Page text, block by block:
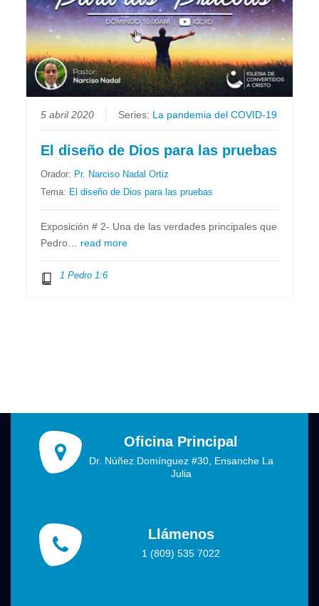
5 abril 2020 Series: La pandemia del COVID-19
El diseño de Dios para las pruebas
Orador: Pr. Narciso Nadal Ortiz
Tema: El diseño de Dios para las pruebas
Exposición # 2- Una de las verdades principales que
Pedro… read more
1 Pedro 1:6
Oficina Principal
Dr. Núñez Domínguez #30, Ensanche La
Julia
Llámenos
1 (809) 535 7022